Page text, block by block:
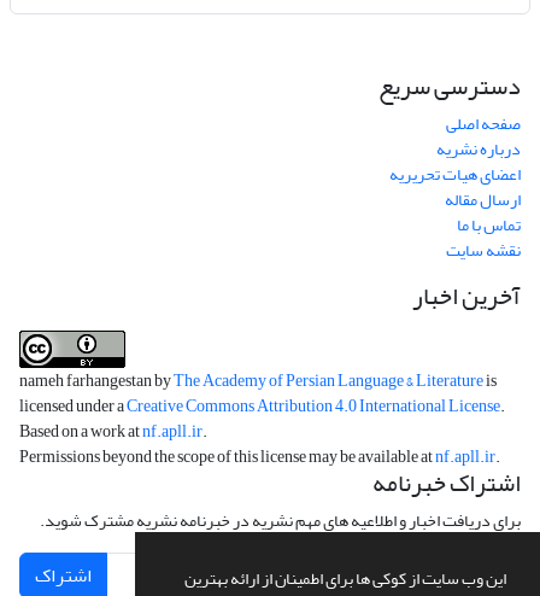
این وب سایت از کوکی ها برای اطمینان از ارائه بهترین
دسترسی سریع
صفحه اصلی
درباره نشریه
اعضای هیات تحریریه
ارسال مقاله
تماس با ما
نقشه سایت
آخرین اخبار
nameh farhangestan byThe Academy of Persian Language & Literatureis
licensed under aCreative Commons Attribution 4.0 International License.
Based on a work atnf.apll.ir.
Permissions beyond the scope of this license may be available atnf.apll.ir.
اشتراک خبرنامه
برای دریافت اخبار و اطلاعیه های مهم نشریه در خبرنامه نشریه مشترک شوید.
اشتراک